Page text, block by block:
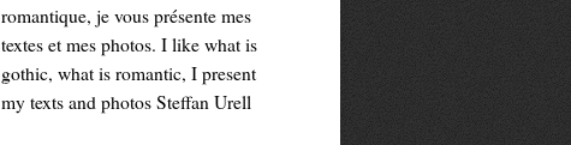
romantique, je vous présente mes
textes et mes photos. I like what is
gothic, what is romantic, I present
my texts and photos Steffan Urell